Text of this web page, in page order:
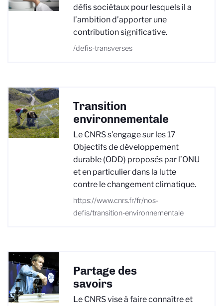
défis sociétaux pour lesquels il a
l’ambition d’apporter une
contribution significative.
/defis-transverses
Transition
environnementale
Le CNRS s’engage sur les 17
Objectifs de développement
durable (ODD) proposés par l’ONU
et en particulier dans la lutte
contre le changement climatique.
https://www.cnrs.fr/fr/nos-
defis/transition-environnementale
Partage des
savoirs
Le CNRS vise à faire connaître et